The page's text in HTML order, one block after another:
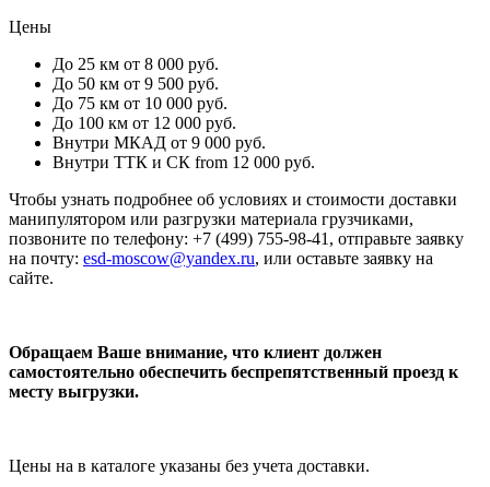
Цены
До 25 км от 8 000 руб.
До 50 км от 9 500 руб.
До 75 км от 10 000 руб.
До 100 км от 12 000 руб.
Внутри МКАД от 9 000 руб.
Внутри ТТК и СК from 12 000 руб.
Чтобы узнать подробнее об условиях и стоимости доставки
манипулятором или разгрузки материала грузчиками,
позвоните по телефону: +7 (499) 755-98-41, отправьте заявку
на почту: esd-moscow@yandex.ru, или оставьте заявку на
сайте.
Обращаем Ваше внимание, что клиент должен
самостоятельно обеспечить беспрепятственный проезд к
месту выгрузки.
Цены на в каталоге указаны без учета доставки.